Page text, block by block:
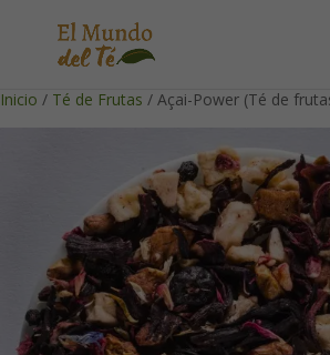
Inicio / Té de Frutas / Açai-Power (Té de